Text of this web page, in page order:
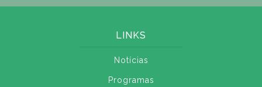
LINKS
Notícias
Programas